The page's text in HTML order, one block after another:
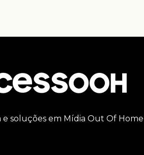
soluções em Mídia Out Of